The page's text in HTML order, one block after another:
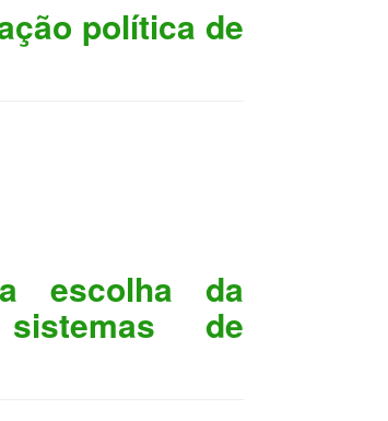
política de
escolha da
de